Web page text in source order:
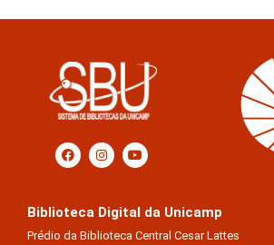
Biblioteca Digital da Unicamp
Prédio da Biblioteca Central Cesar Lattes